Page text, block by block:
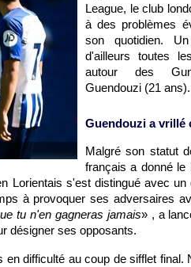
League, le club
à des problèmes
son quotidien.
d'ailleurs toutes
autour des
Guendouzi (21 ans).
Guendouzi a vrillé
Malgré son statut
français a donné le
Lorientais s'est distingué avec un
à provoquer ses adversaires
tu n'en gagneras jamais» , a
désigner ses opposants.
difficulté au coup de sifflet final.